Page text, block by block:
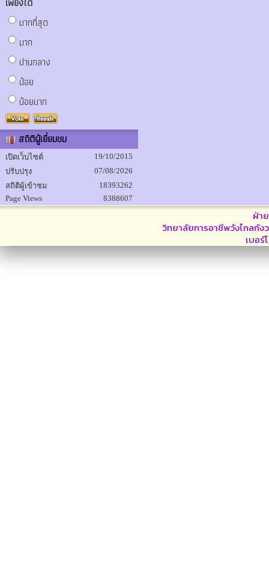
มากที่สุด
มาก
ปานกลาง
น้อย
น้อยมาก
สถิติผู้เยี่ยมชม
เปิดเว็บไซต์
19/10/2015
ปรับปรุง
07/08/2026
สถิติผู้เข้าชม
18393262
Page Views
8388607
ฝ่า
วิทยาลัยการอาชีพวังไกลกัง
เบอ